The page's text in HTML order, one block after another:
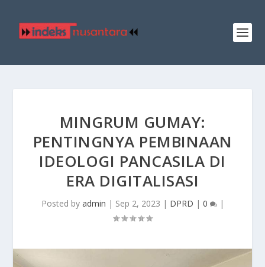
MINGRUM GUMAY:
PENTINGNYA PEMBINAAN
IDEOLOGI PANCASILA DI
ERA DIGITALISASI
Posted by admin | Sep 2, 2023 | DPRD | 0 |